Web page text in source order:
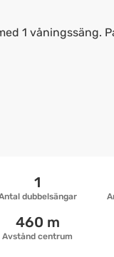
1 våningssäng.
dubbelsängar
1
Avstånd centrum
460 m